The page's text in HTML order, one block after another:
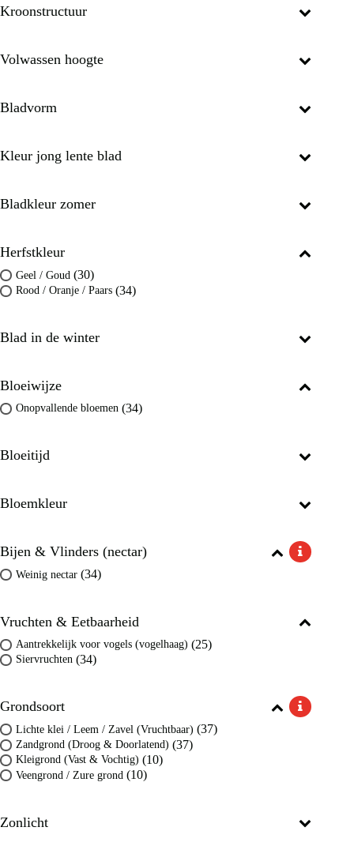
Kroonstructuur
Volwassen hoogte
Bladvorm
Kleur jong lente blad
Bladkleur zomer
Herfstkleur
Geel / Goud (30)
Rood / Oranje / Paars (34)
Blad in de winter
Bloeiwijze
Onopvallende bloemen (34)
Bloeitijd
Bloemkleur
Bijen & Vlinders (nectar)
Weinig nectar (34)
Vruchten & Eetbaarheid
Aantrekkelijk voor vogels (vogelhaag) (25)
Siervruchten (34)
Grondsoort
Lichte klei / Leem / Zavel (Vruchtbaar) (37)
Zandgrond (Droog & Doorlatend) (37)
Kleigrond (Vast & Vochtig) (10)
Veengrond / Zure grond (10)
Zonlicht